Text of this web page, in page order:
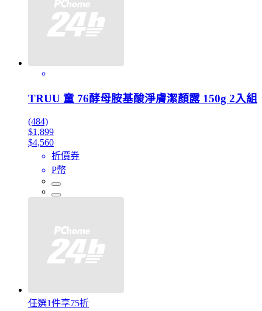
TRUU 童 76酵母胺基酸淨膚潔顏露 150g 2入組
(484)
$1,899
$4,560
折價券
P幣
任選1件享75折